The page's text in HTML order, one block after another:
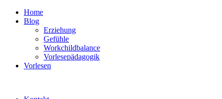
Home
Blog
Erziehung
Gefühle
Workchildbalance
Vorlesepädagogik
Vorlesen